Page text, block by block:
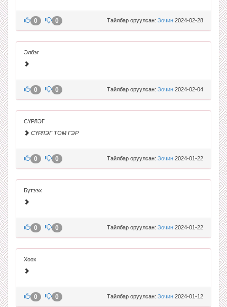
Тайлбар оруулсан: Зочин 2024-02-28
0 0
Элбэг
Тайлбар оруулсан: Зочин 2024-02-04
0 0
СҮРЛЭГ
СҮРЛЭГ ТОМ ГЭР
Тайлбар оруулсан: Зочин 2024-01-22
0 0
Бүтээх
Тайлбар оруулсан: Зочин 2024-01-22
0 0
Хөөх
Тайлбар оруулсан: Зочин 2024-01-12
0 0